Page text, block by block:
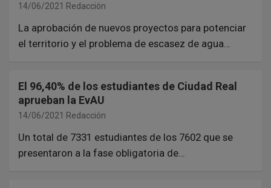
14/06/2021 Redacción
La aprobación de nuevos proyectos para potenciar
el territorio y el problema de escasez de agua…
El 96,40% de los estudiantes de Ciudad Real
aprueban la EvAU
14/06/2021 Redacción
Un total de 7331 estudiantes de los 7602 que se
presentaron a la fase obligatoria de…